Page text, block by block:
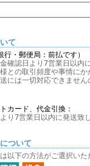
て
行・郵便局：前払です）
確認日より7営業日以内
との取引頻度や事情に
には一切対応できませ
カード、代金引換：
り7営業日以内に発送致
ついて
以下の方法がご選択いた